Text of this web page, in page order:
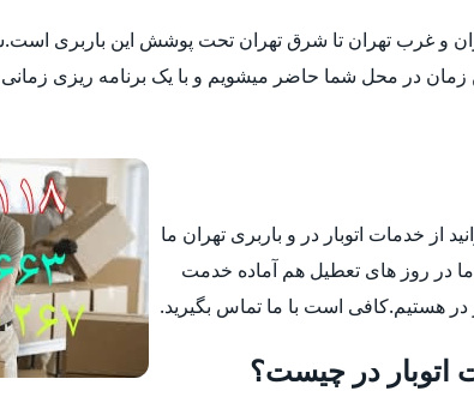
و غرب تهران تا شرق تهران تحت پوشش این باربری
زمان در محل شما حاضر میشویم و با یک برنامه ریزی
از خدمات اتوبار در و باربری تهران ما
در روز های تعطیل هم آماده خدمت
در هستیم.کافی است با ما تماس بگیرید.
اتوبار در چیست؟